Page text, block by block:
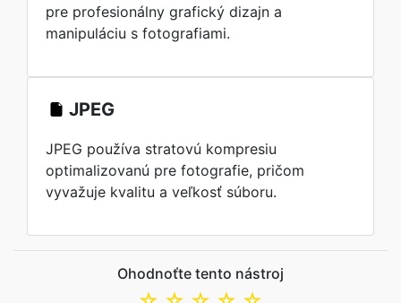
pre profesionálny grafický dizajn a
manipuláciu s fotografiami.
JPEG
JPEG používa stratovú kompresiu
optimalizovanú pre fotografie, pričom
vyvažuje kvalitu a veľkosť súboru.
Ohodnoťte tento nástroj